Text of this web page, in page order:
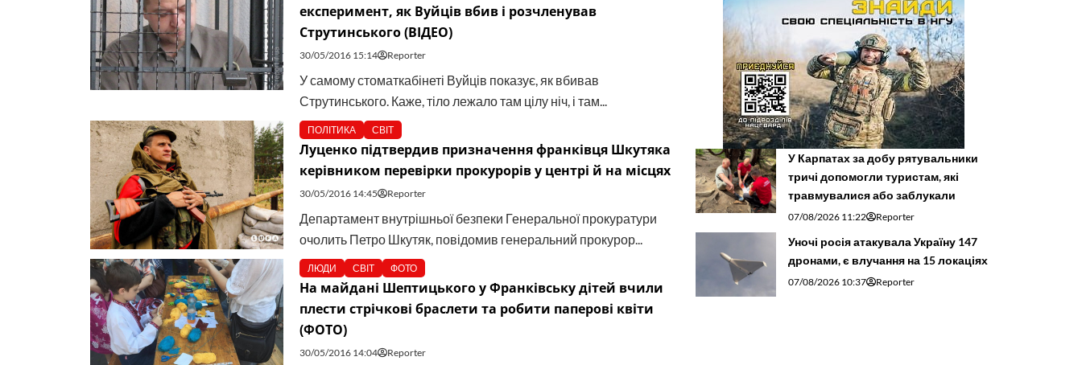
експеримент, як Вуйців вбив і розчленував
Струтинського (ВІДЕО)
30/05/2016 15:14 Reporter
У самому стоматкабінеті Вуйців показує, як вбивав
Струтинського. Каже, тіло лежало там цілу ніч, і там...
ПОЛІТИКА СВІТ
Луценко підтвердив призначення франківця Шкутяка
керівником перевірки прокурорів у центрі й на місцях
30/05/2016 14:45 Reporter
Департамент внутрішньої безпеки Генеральної прокуратури
очолить Петро Шкутяк, повідомив генеральний прокурор...
ЛЮДИ СВІТ ФОТО
На майдані Шептицького у Франківську дітей вчили
плести стрічкові браслети та робити паперові квіти
(ФОТО)
30/05/2016 14:04 Reporter
У Карпатах за добу рятувальники
тричі допомогли туристам, які
травмувалися або заблукали
07/08/2026 11:22 Reporter
Уночі росія атакувала Україну 147
дронами, є влучання на 15 локаціях
07/08/2026 10:37 Reporter